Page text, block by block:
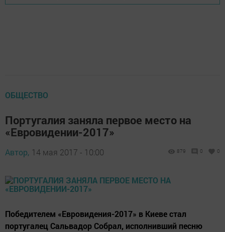
ОБЩЕСТВО
Португалия заняла первое место на
«Евровидении-2017»
Автор, 14 мая 2017 - 10:00 879 0 0
Победителем «Евровидения-2017» в Киеве стал
португалец Сальвадор Собрал, исполнивший песню